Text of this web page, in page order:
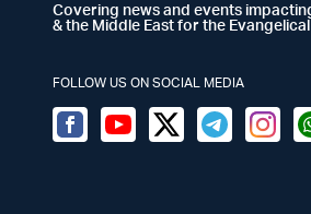
Covering news and events
& the Middle East for the
FOLLOW US ON SOCIAL MEDIA
FacebookYoutubeTwitter (X)Telegram